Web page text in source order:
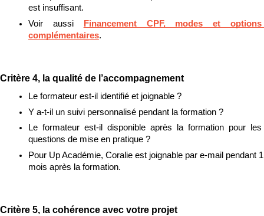
est insuffisant.
Voir aussi
Financement CPF, modes et options
complémentaires.
Critère 4, la qualité de l’accompagnement
Le formateur est-il identifié et joignable ?
Y a-t-il un suivi personnalisé pendant la formation ?
Le formateur est-il disponible après la formation pour les
questions de mise en pratique ?
Pour Up Académie, Coralie est joignable par e-mail pendant 1
mois après la formation.
Critère 5, la cohérence avec votre projet